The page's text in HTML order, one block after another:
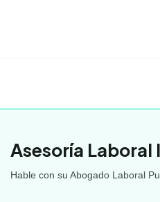
Asesoría Laboral
Hable con su Abogado Laboral